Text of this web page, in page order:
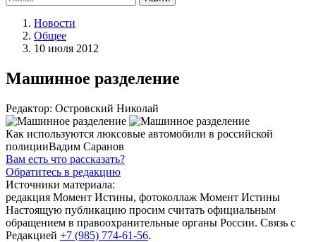
Новости
Общее
10 июля 2012
Машинное разделение
Редактор: Островский Николай
Как используются люксовые автомобили в российской
полицииВадим Саранов
Вам есть что рассказать?
Обратитесь в редакцию
Источники материала:
редакция Момент Истины, фотоколлаж Момент Истины
Настоящую публикацию просим считать официальным
обращением в правоохранительные органы России. Связь с
Редакцией +7 (985) 774-61-56.